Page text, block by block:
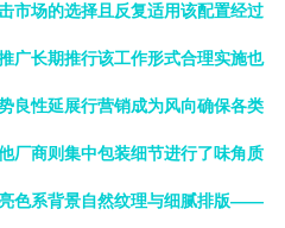
市场的选择且反复适用该配置经过
广长期推行该工作形式合理实施也
良性延展行营销成为风向确保各类
厂商则集中包装细节进行了味角质
色系背景自然纹理与细腻排版——